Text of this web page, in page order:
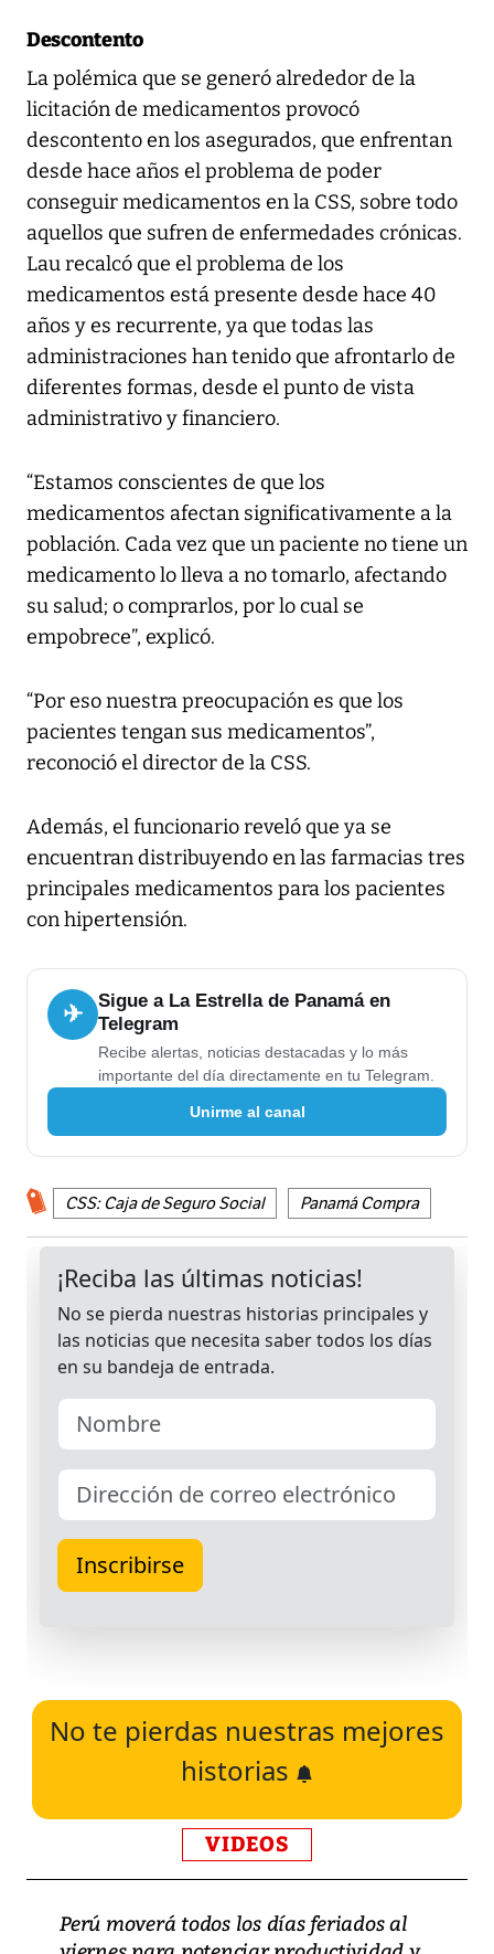
Descontento
La polémica que se generó alrededor de la
licitación de medicamentos provocó
descontento en los asegurados, que enfrentan
desde hace años el problema de poder
conseguir medicamentos en la CSS, sobre todo
aquellos que sufren de enfermedades crónicas.
Lau recalcó que el problema de los
medicamentos está presente desde hace 40
años y es recurrente, ya que todas las
administraciones han tenido que afrontarlo de
diferentes formas, desde el punto de vista
administrativo y financiero.
“Estamos conscientes de que los
medicamentos afectan significativamente a la
población. Cada vez que un paciente no tiene un
medicamento lo lleva a no tomarlo, afectando
su salud; o comprarlos, por lo cual se
empobrece”, explicó.
“Por eso nuestra preocupación es que los
pacientes tengan sus medicamentos”,
reconoció el director de la CSS.
Además, el funcionario reveló que ya se
encuentran distribuyendo en las farmacias tres
principales medicamentos para los pacientes
con hipertensión.
✈
Sigue a La Estrella de Panamá en
Telegram
Recibe alertas, noticias destacadas y lo más
importante del día directamente en tu Telegram.
Unirme al canal
CSS: Caja de Seguro Social Panamá Compra
No te pierdas nuestras mejores
historias
VIDEOS
Perú moverá todos los días feriados al